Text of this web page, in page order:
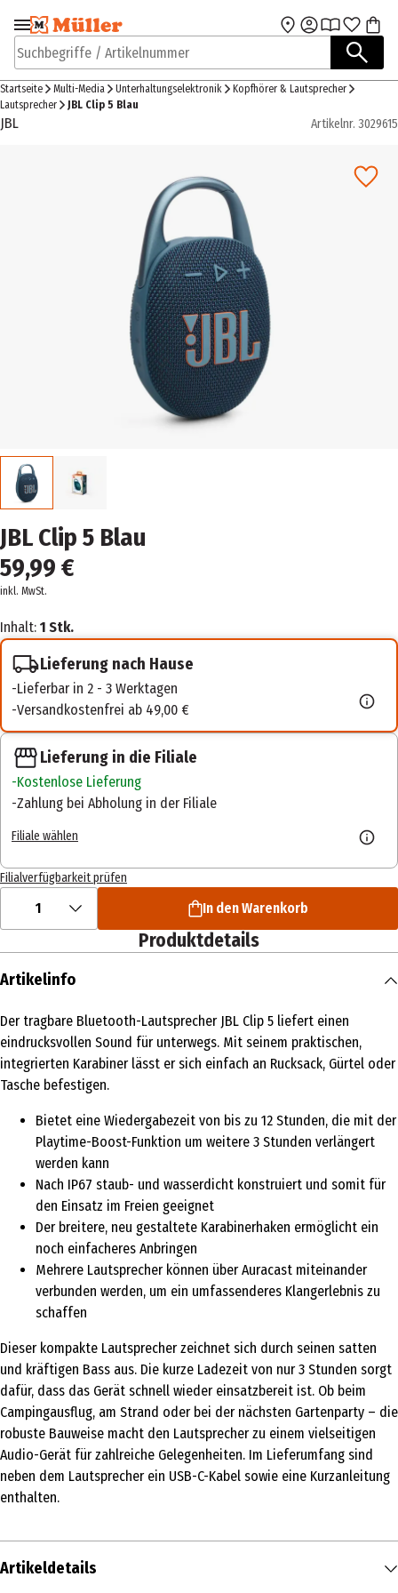
Zur Navigation
springen
Zum Hauptinhalt
Suchbegriffe / Artikelnummer
Startseite Multi-Media Unterhaltungselektronik
Kopfhörer & Lautsprecher
Lautsprecher
JBL Clip 5 Blau
JBL Artikelnr. 3029615
JBL Clip 5 Blau
59,99 €
inkl. MwSt.
Inhalt: 1 Stk.
Lieferung nach Hause
Lieferbar in 2 - 3 Werktagen
Versandkostenfrei ab 49,00 €
Lieferung in die Filiale
Kostenlose Lieferung
Zahlung bei Abholung in der Filiale
Filiale wählen
Filialverfügbarkeit prüfen
1 In den Warenkorb
Produktdetails
Artikelinfo
Der tragbare Bluetooth-Lautsprecher JBL Clip 5 liefert einen
eindrucksvollen Sound für unterwegs. Mit seinem praktischen,
integrierten Karabiner lässt er sich einfach an Rucksack, Gürtel oder
Tasche befestigen.
Bietet eine Wiedergabezeit von bis zu 12 Stunden, die mit der
Playtime-Boost-Funktion um weitere 3 Stunden verlängert
werden kann
Nach IP67 staub- und wasserdicht konstruiert und somit für
den Einsatz im Freien geeignet
Der breitere, neu gestaltete Karabinerhaken ermöglicht ein
noch einfacheres Anbringen
Mehrere Lautsprecher können über Auracast miteinander
verbunden werden, um ein umfassenderes Klangerlebnis zu
schaffen
Dieser kompakte Lautsprecher zeichnet sich durch seinen satten
und kräftigen Bass aus. Die kurze Ladezeit von nur 3 Stunden sorgt
dafür, dass das Gerät schnell wieder einsatzbereit ist. Ob beim
Campingausflug, am Strand oder bei der nächsten Gartenparty – die
robuste Bauweise macht den Lautsprecher zu einem vielseitigen
Audio-Gerät für zahlreiche Gelegenheiten. Im Lieferumfang sind
neben dem Lautsprecher ein USB-C-Kabel sowie eine Kurzanleitung
enthalten.
Artikeldetails